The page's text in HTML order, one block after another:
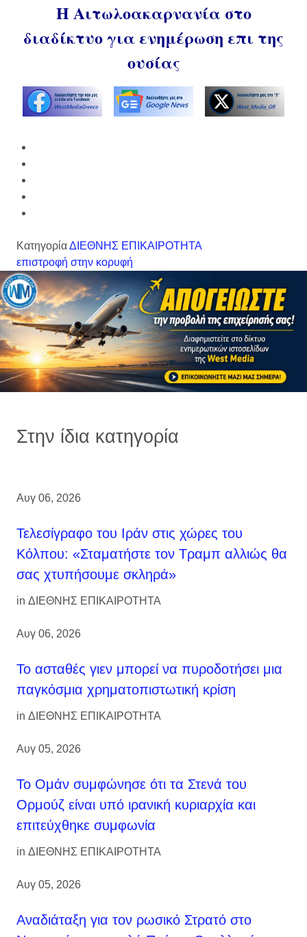
Η Αιτωλοακαρνανία στο
διαδίκτυο για ενημέρωση επι της
ουσίας
ΚατηγορίαΔΙΕΘΝΗΣ ΕΠΙΚΑΙΡΟΤΗΤΑ
επιστροφή στην κορυφή
Στην ίδια κατηγορία
Αυγ 06, 2026
Τελεσίγραφο του Ιράν στις χώρες του
Κόλπου: «Σταματήστε τον Τραμπ αλλιώς θα
σας χτυπήσουμε σκληρά»
in ΔΙΕΘΝΗΣ ΕΠΙΚΑΙΡΟΤΗΤΑ
Αυγ 06, 2026
Το ασταθές γιεν μπορεί να πυροδοτήσει μια
παγκόσμια χρηματοπιστωτική κρίση
in ΔΙΕΘΝΗΣ ΕΠΙΚΑΙΡΟΤΗΤΑ
Αυγ 05, 2026
Το Ομάν συμφώνησε ότι τα Στενά του
Ορμούζ είναι υπό ιρανική κυριαρχία και
επιτεύχθηκε συμφωνία
in ΔΙΕΘΝΗΣ ΕΠΙΚΑΙΡΟΤΗΤΑ
Αυγ 05, 2026
Αναδιάταξη για τον ρωσικό Στρατό στο